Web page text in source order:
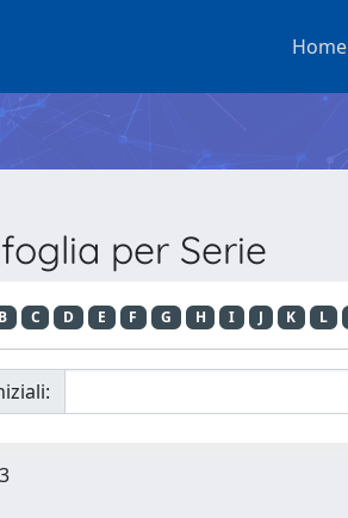
Home
per Serie
B C D E F G H I J K L